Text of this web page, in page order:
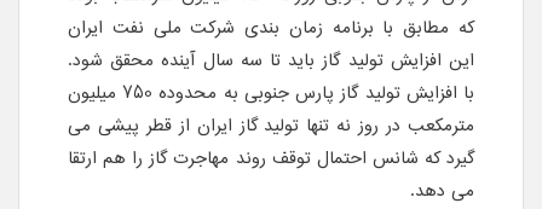
که مطابق با برنامه زمان بندی شرکت ملی نفت ایران
این افزایش تولید گاز باید تا سه سال آینده محقق شود.
با افزایش تولید گاز پارس جنوبی به محدوده 750 میلیون
مترمکعب در روز نه تنها تولید گاز ایران از قطر پیشی می
گیرد که شانس احتمال توقف روند مهاجرت گاز را هم ارتقا
می دهد.